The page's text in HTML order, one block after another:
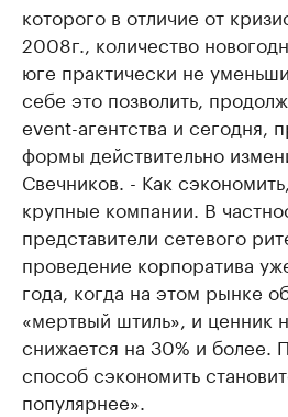
которого в отличие от
2008г., количество
юге практически не
себе это позволить,
event-агентства и сегодня,
формы действительно
Свечников. - Как
крупные компании. В
представители сетевого
проведение корпоратива
года, когда на этом рынке
«мертвый штиль», и ценник
снижается на 30% и более.
способ сэкономить
популярнее».